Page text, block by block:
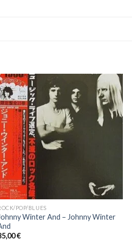
POP/BLUES
Winter And – Johnny Winter
€